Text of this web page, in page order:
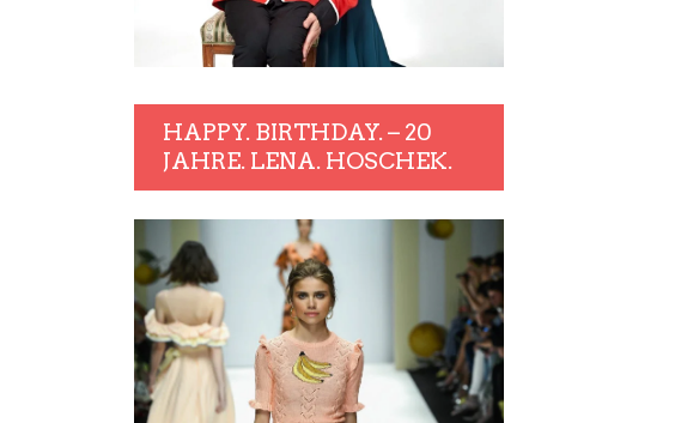
HAPPY. BIRTHDAY. – 20
JAHRE. LENA. HOSCHEK.